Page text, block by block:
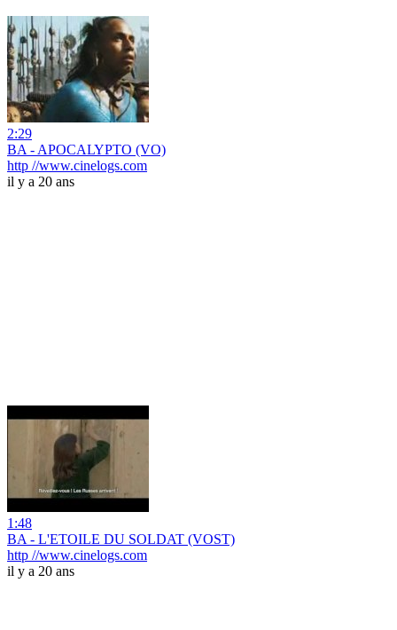
2:29
BA - APOCALYPTO (VO)
http //www.cinelogs.com
il y a 20 ans
1:48
BA - L'ETOILE DU SOLDAT (VOST)
http //www.cinelogs.com
il y a 20 ans